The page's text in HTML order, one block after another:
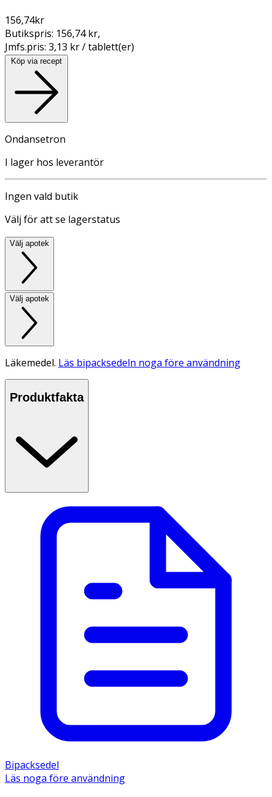
156,74kr
Butikspris: 156,74 kr,
Jmfs.pris: 3,13 kr / tablett(er)
Köp via recept
Ondansetron
I lager hos leverantör
Ingen vald butik
Välj för att se lagerstatus
Välj apotek
Välj apotek
Läkemedel. Läs bipacksedeln noga före användning
Produktfakta
Bipacksedel
Läs noga före användning